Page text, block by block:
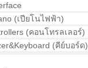
(เปียโนไฟฟ้า)
(คอนโทรลเลอร์)
(คีย์บอร์ด)